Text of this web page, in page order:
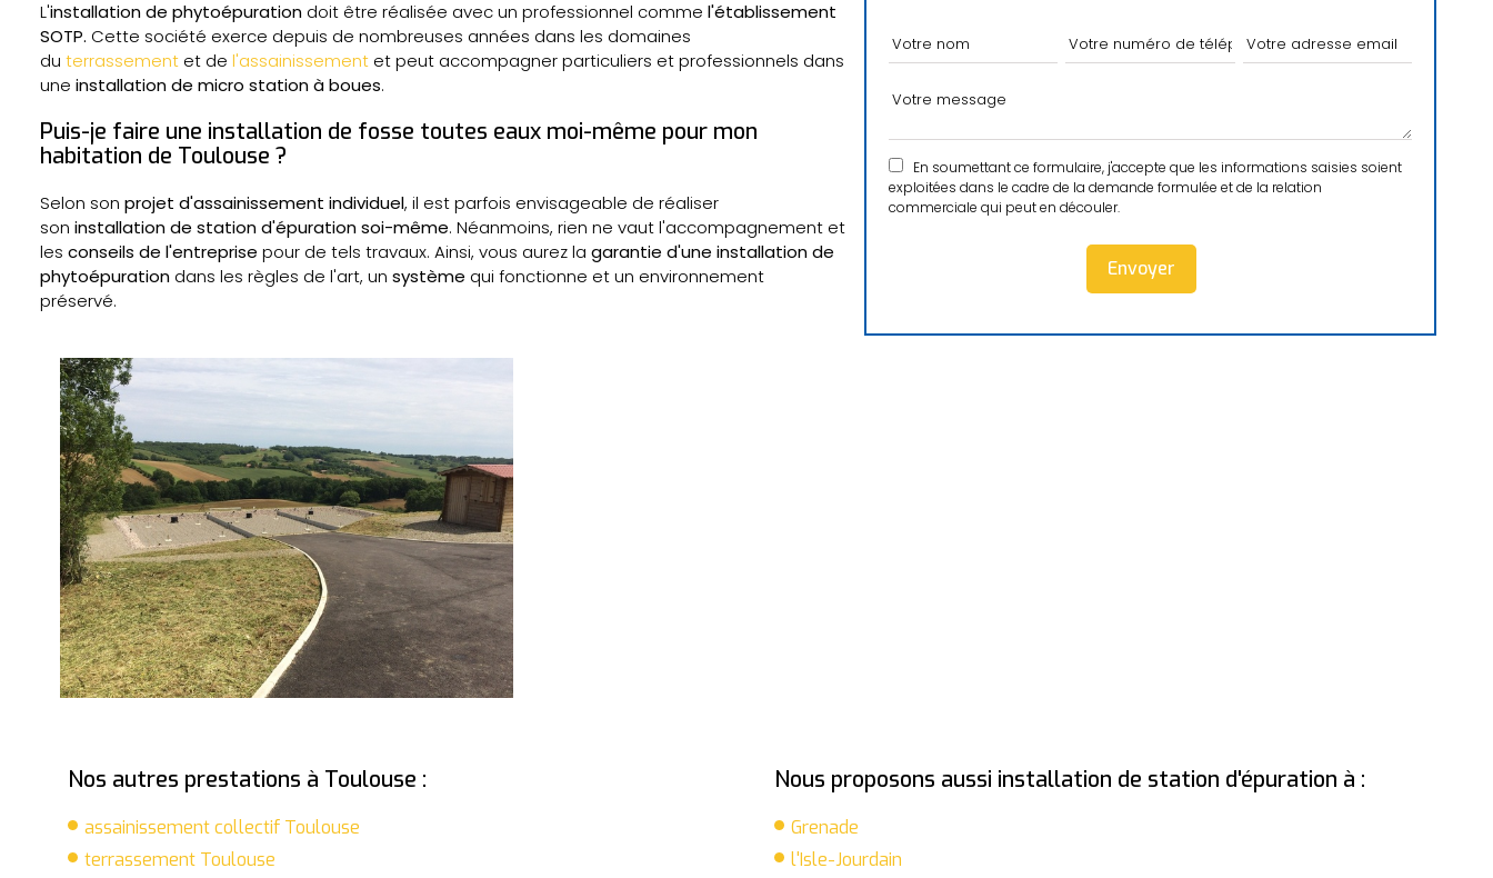
L'installation de phytoépuration doit être réalisée avec un professionnel comme l'établissement
SOTP. Cette société exerce depuis de nombreuses années dans les domaines
du terrassement et de l'assainissement et peut accompagner particuliers et professionnels dans
une installation de micro station à boues.
Puis-je faire une installation de fosse toutes eaux moi-même pour mon
habitation de Toulouse ?
Selon son projet d'assainissement individuel, il est parfois envisageable de réaliser
son installation de station d'épuration soi-même. Néanmoins, rien ne vaut l'accompagnement et
les conseils de l'entreprise pour de tels travaux. Ainsi, vous aurez la garantie d'une installation de
phytoépuration dans les règles de l'art, un système qui fonctionne et un environnement
préservé.
En soumettant ce formulaire, j'accepte que les informations saisies soient
exploitées dans le cadre de la demande formulée et de la relation
commerciale qui peut en découler.
Nos autres prestations à Toulouse :
assainissement collectif Toulouse
terrassement Toulouse
Nous proposons aussi installation de station d'épuration à :
Grenade
l'Isle-Jourdain